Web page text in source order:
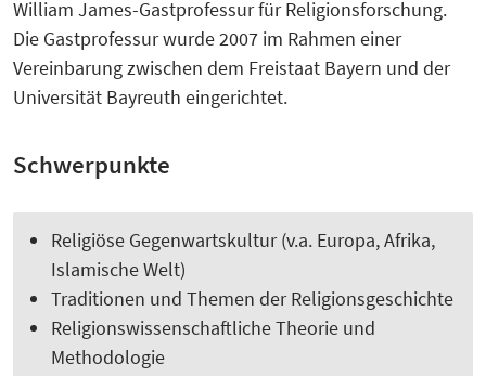
William James-Gastprofessur für Religionsforschung.
Die Gastprofessur wurde 2007 im Rahmen einer
Vereinbarung zwischen dem Freistaat Bayern und der
Universität Bayreuth eingerichtet.
Schwerpunkte
Religiöse Gegenwartskultur (v.a. Europa, Afrika,
Islamische Welt)
Traditionen und Themen der Religionsgeschichte
Religionswissenschaftliche Theorie und
Methodologie